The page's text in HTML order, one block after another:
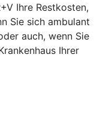
Ihre Restkosten,
Sie sich ambulant
auch, wenn Sie
Ihrer